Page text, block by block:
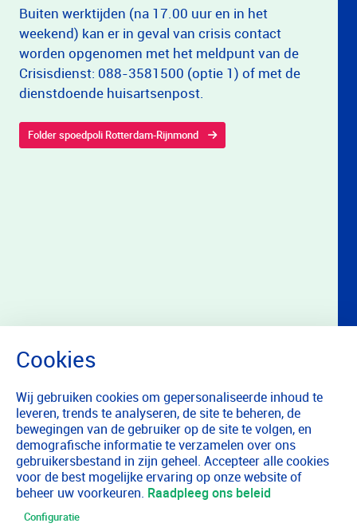
Buiten werktijden (na 17.00 uur en in het
weekend) kan er in geval van crisis contact
worden opgenomen met het meldpunt van de
Crisisdienst: 088-3581500 (optie 1) of met de
dienstdoende huisartsenpost.
Folder spoedpoli Rotterdam-Rijnmond
Wij gebruiken cookies om gepersonaliseerde inhoud te
leveren, trends te analyseren, de site te beheren, de
bewegingen van de gebruiker op de site te volgen, en
demografische informatie te verzamelen over ons
gebruikersbestand in zijn geheel. Accepteer alle cookies
voor de best mogelijke ervaring op onze website of
beheer uw voorkeuren. Raadpleeg ons beleid
Configuratie